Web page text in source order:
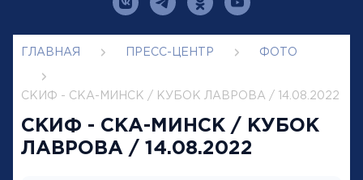
ГЛАВНАЯ ПРЕСС-ЦЕНТР ФОТО
СКИФ - СКА-МИНСК / КУБОК ЛАВРОВА / 14.08.2022
СКИФ - СКА-МИНСК / КУБОК
ЛАВРОВА / 14.08.2022